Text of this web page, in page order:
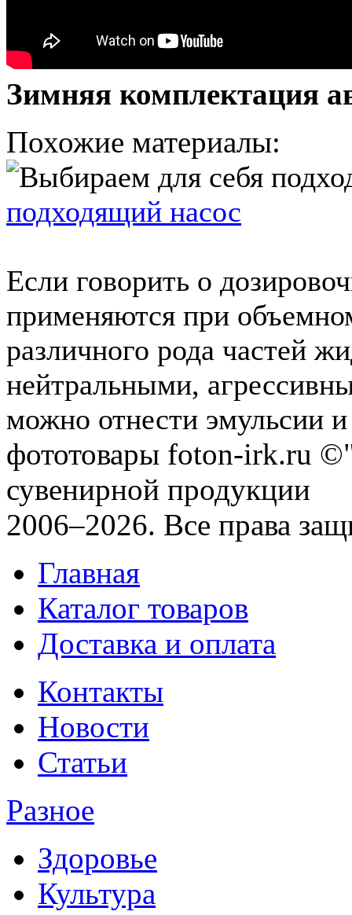
Зимняя комплектация
Похожие материалы:
подходящий насос
Если говорить о
применяются при
различного рода частей
нейтральными,
можно отнести эмульсии
фототовары foton-irk.ru
сувенирной продукции
2006–2026. Все права
Главная
Каталог товаров
Доставка и оплата
Контакты
Новости
Статьи
Разное
Здоровье
Культура